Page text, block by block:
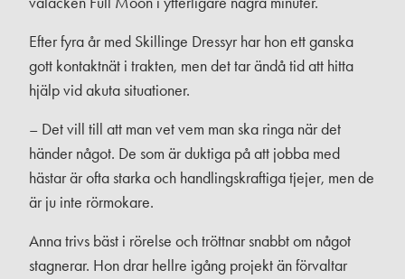
Efter fyra år med Skillinge Dressyr har hon ett ganska
gott kontaktnät i trakten, men det tar ändå tid att hitta
hjälp vid akuta situationer.
– Det vill till att man vet vem man ska ringa när det
händer något. De som är duktiga på att jobba med
hästar är ofta starka och handlingskraftiga tjejer, men de
är ju inte rörmokare.
Anna trivs bäst i rörelse och tröttnar snabbt om något
stagnerar. Hon drar hellre igång projekt än förvaltar